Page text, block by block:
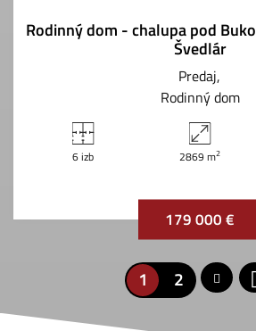
Rodinný dom - chalupa pod
Švedlár
Predaj
Rodinný dom
6 izb 2869 m2
179 000 €
1 2